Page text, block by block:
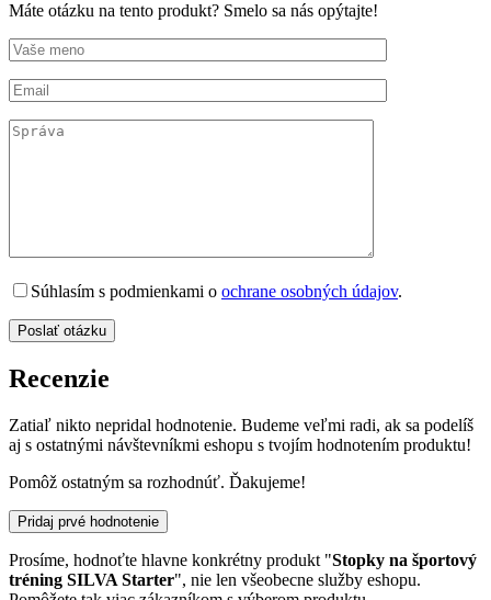
Máte otázku na tento produkt? Smelo sa nás opýtajte!
Súhlasím s podmienkami o ochrane osobných údajov.
Recenzie
Zatiaľ nikto nepridal hodnotenie. Budeme veľmi radi, ak sa podelíš
aj s ostatnými návštevníkmi eshopu s tvojím hodnotením produktu!
Pomôž ostatným sa rozhodnúť. Ďakujeme!
Pridaj prvé hodnotenie
Prosíme, hodnoťte hlavne konkrétny produkt "Stopky na športový
tréning SILVA Starter", nie len všeobecne služby eshopu.